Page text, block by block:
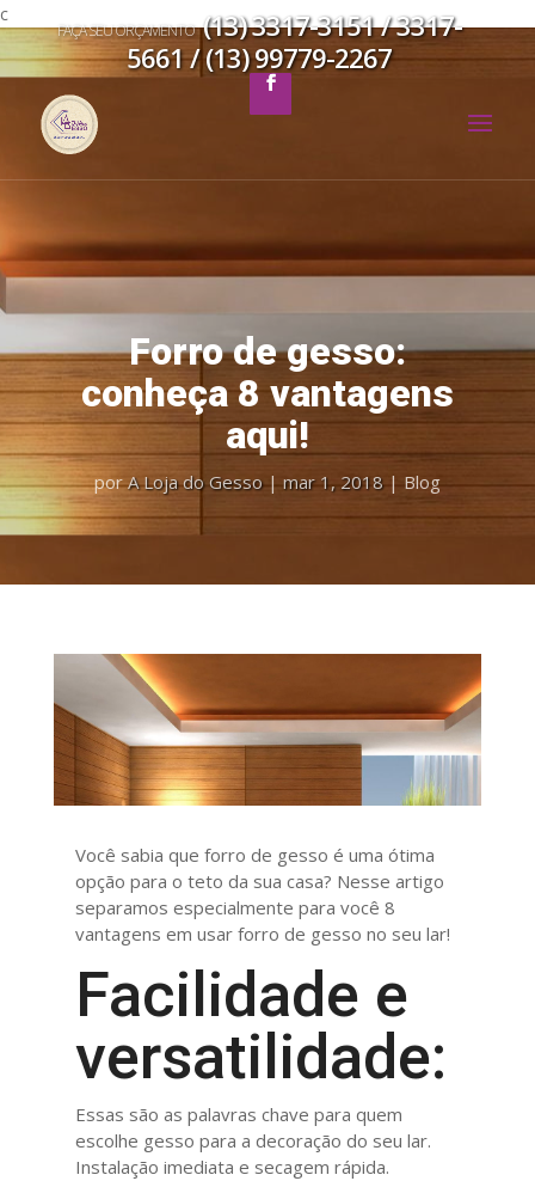
c
FAÇA SEU ORÇAMENTO (13) 3317-3151 / 3317-
5661 / (13) 99779-2267
Forro de gesso:
conheça 8 vantagens
aqui!
porA Loja do Gesso|mar 1, 2018| Blog
Você sabia que forro de gesso é uma ótima
opção para o teto da sua casa? Nesse artigo
separamos especialmente para você 8
vantagens em usar forro de gesso no seu lar!
Facilidade e
versatilidade:
Essas são as palavras chave para quem
escolhe gesso para a decoração do seu lar.
Instalação imediata e secagem rápida.